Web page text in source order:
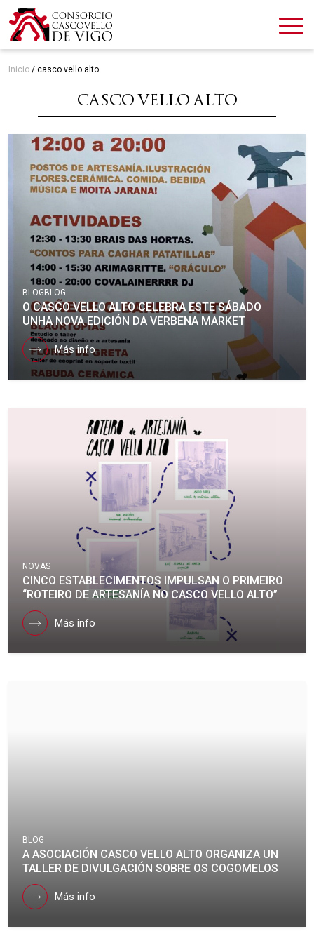
Inicio / casco vello alto
CASCO VELLO ALTO
BLOG BLOG
O CASCO VELLO ALTO CELEBRA ESTE SÁBADO
UNHA NOVA EDICIÓN DA VERBENA MARKET
Más info
NOVAS
CINCO ESTABLECIMENTOS IMPULSAN O PRIMEIRO
“ROTEIRO DE ARTESANÍA NO CASCO VELLO ALTO”
Más info
BLOG
A ASOCIACIÓN CASCO VELLO ALTO ORGANIZA UN
TALLER DE DIVULGACIÓN SOBRE OS COGOMELOS
Más info